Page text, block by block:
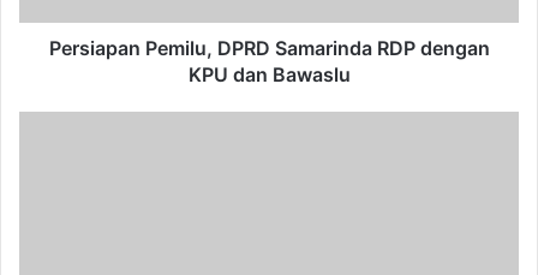
Bawaslu
Persiapan Pemilu, DPRD Samarinda RDP dengan
KPU dan Bawaslu